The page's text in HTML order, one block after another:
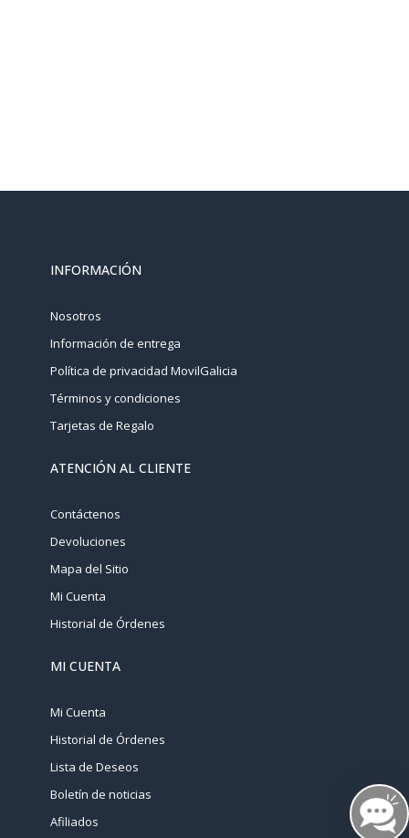
INFORMACIÓN
Nosotros
Información de entrega
Política de privacidad MovilGalicia
Términos y condiciones
Tarjetas de Regalo
ATENCIÓN AL CLIENTE
Contáctenos
Devoluciones
Mapa del Sitio
Mi Cuenta
Historial de Órdenes
MI CUENTA
Mi Cuenta
Historial de Órdenes
Lista de Deseos
Boletín de noticias
Afiliados